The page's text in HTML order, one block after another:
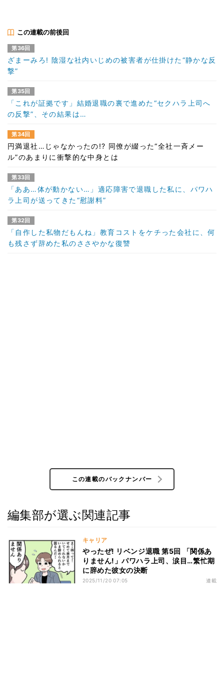
この連載の前後回
第36回
ざまーみろ! 陰湿な社内いじめの被害者が仕掛けた“静かな反
撃”
第35回
「これが証拠です」結婚退職の裏で進めた“セクハラ上司へ
の反撃”、その結果は…
第34回
円満退社…じゃなかったの!? 同僚が綴った“全社一斉メー
ル”のあまりに衝撃的な中身とは
第33回
「ああ…体が動かない…」適応障害で退職した私に、パワハ
ラ上司が送ってきた“慰謝料”
第32回
「自作した私物だもんね」教育コストをケチった会社に、何
も残さず辞めた私のささやかな復讐
この連載のバックナンバー
編集部が選ぶ関連記事
キャリア
やったぜ! リベンジ退職 第5回 「関係あ
りません!」パワハラ上司、涙目…繁忙期
に辞めた彼女の決断
2025/11/20 07:05 連載